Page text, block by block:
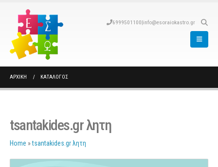
6999501100|info@esoraiokastro.gr
ΑΡΧΙΚΉ ΚΑΤΆΛΟΓΟΣ
tsantakides.gr λητη
Home »tsantakides.gr λητη